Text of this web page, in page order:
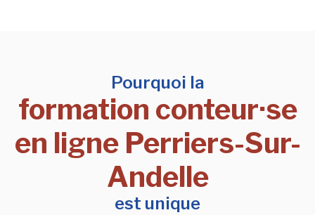
Pourquoi la
formation conteur·se
en ligne Perriers-Sur-
Andelle
est unique